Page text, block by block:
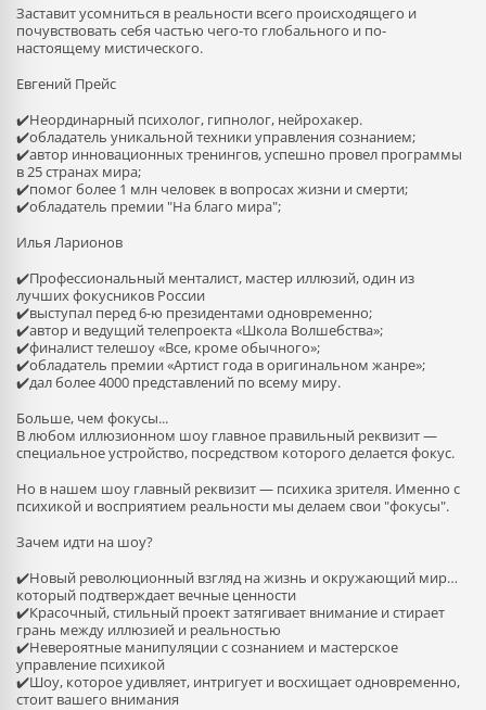
Заставит усомниться в реальности всего происходящего и
почувствовать себя частью чего-то глобального и по-
настоящему мистического.
Евгений Прейс
✔️Неординарный психолог, гипнолог, нейрохакер.
✔️обладатель уникальной техники управления сознанием;
✔️автор инновационных тренингов, успешно провел программы
в 25 странах мира;
✔️помог более 1 млн человек в вопросах жизни и смерти;
✔️обладатель премии "На благо мира";
Илья Ларионов
✔️Профессиональный менталист, мастер иллюзий, один из
лучших фокусников России
✔️выступал перед 6-ю президентами одновременно;
✔️автор и ведущий телепроекта «Школа Волшебства»;
✔️финалист телешоу «Все, кроме обычного»;
✔️обладатель премии «Артист года в оригинальном жанре»;
✔️дал более 4000 представлений по всему миру.
Больше, чем фокусы...
В любом иллюзионном шоу главное правильный реквизит —
специальное устройство, посредством которого делается фокус.
Но в нашем шоу главный реквизит — психика зрителя. Именно с
психикой и восприятием реальности мы делаем свои "фокусы".
Зачем идти на шоу?
✔️Новый революционный взгляд на жизнь и окружающий мир…
который подтверждает вечные ценности
✔️Красочный, стильный проект затягивает внимание и стирает
грань между иллюзией и реальностью
✔️Невероятные манипуляции с сознанием и мастерское
управление психикой
✔️Шоу, которое удивляет, интригует и восхищает одновременно,
стоит вашего внимания